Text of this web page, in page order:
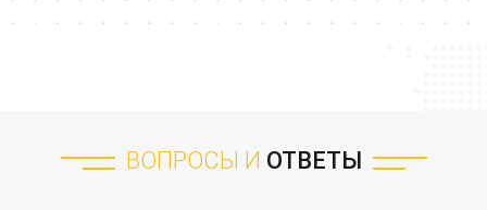
ВОПРОСЫ И ОТВЕТЫ